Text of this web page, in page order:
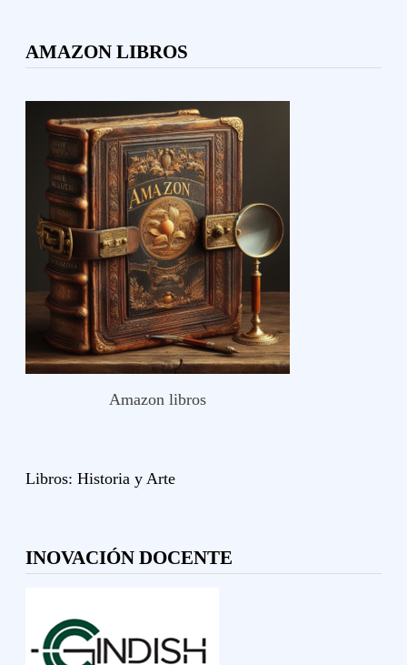
AMAZON LIBROS
Amazon libros
Libros: Historia y Arte
INOVACIÓN DOCENTE